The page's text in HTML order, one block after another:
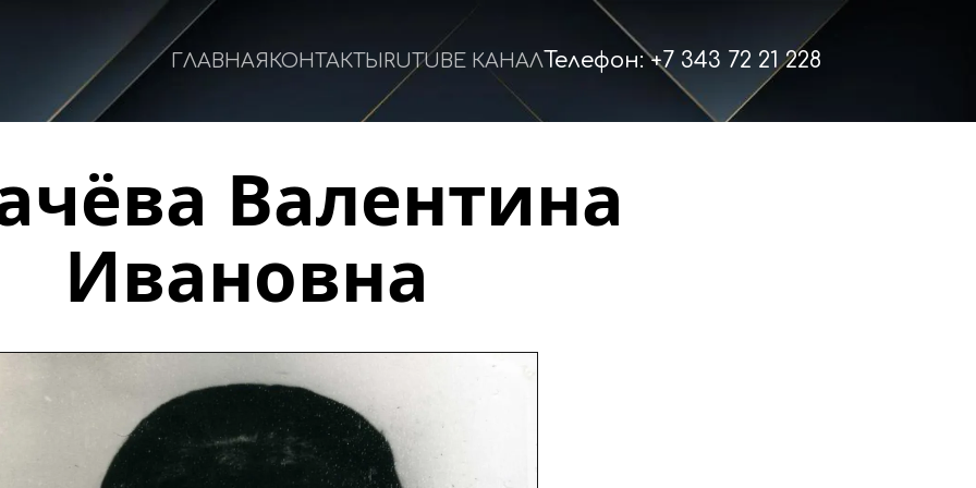
ГЛАВНАЯ КОНТАКТЫ RUTUBE КАНАЛТелефон: +7 343 72 21 228
Валентина
Ивановна